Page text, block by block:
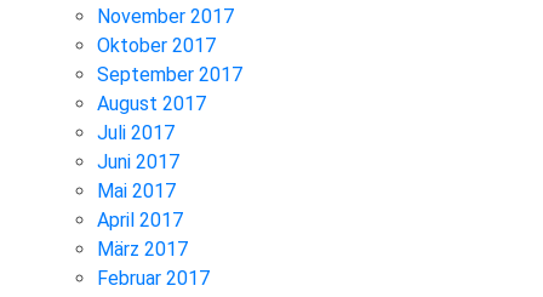
November 2017
Oktober 2017
September 2017
August 2017
Juli 2017
Juni 2017
Mai 2017
April 2017
März 2017
Februar 2017